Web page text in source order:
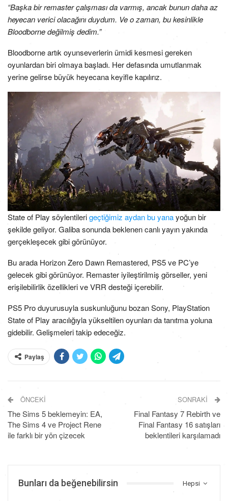
“Başka bir remaster çalışması da varmış, ancak bunun daha az
heyecan verici olacağını duydum. Ve o zaman, bu kesinlikle
Bloodborne değilmiş dedim.”
Bloodborne artık oyunseverlerin ümidi kesmesi gereken
oyunlardan biri olmaya başladı. Her defasında umutlanmak
yerine gelirse büyük heyecana keyifle kapılırız.
State of Play söylentilerigeçtiğimiz aydan bu yanayoğun bir
şekilde geliyor. Galiba sonunda beklenen canlı yayın yakında
gerçekleşecek gibi görünüyor.
Bu arada Horizon Zero Dawn Remastered, PS5 ve PC’ye
gelecek gibi görünüyor. Remaster iyileştirilmiş görseller, yeni
erişilebilirlik özellikleri ve VRR desteği içerebilir.
PS5 Pro duyurusuyla suskunluğunu bozan Sony, PlayStation
State of Play aracılığıyla yükseltilen oyunları da tanıtma yoluna
gidebilir. Gelişmeleri takip edeceğiz.
Paylaş
ÖNCEKI
The Sims 5 beklemeyin: EA,
The Sims 4 ve Project Rene
ile farklı bir yön çizecek
SONRAKI
Final Fantasy 7 Rebirth ve
Final Fantasy 16 satışları
beklentileri karşılamadı
Hepsi
Bunları da beğenebilirsin